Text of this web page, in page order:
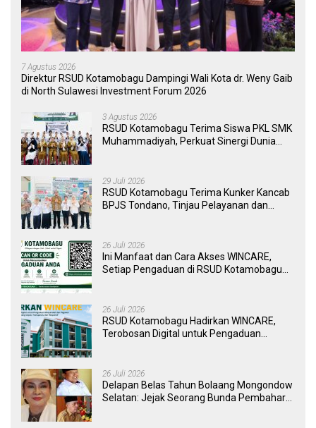
7 Agustus 2026
Direktur RSUD Kotamobagu Dampingi Wali Kota dr. Weny Gaib
di North Sulawesi Investment Forum 2026
3 Agustus 2026
RSUD Kotamobagu Terima Siswa PKL SMK
Muhammadiyah, Perkuat Sinergi Dunia
29 Juli 2026
RSUD Kotamobagu Terima Kunker Kancab
BPJS Tondano, Tinjau Pelayanan dan
26 Juli 2026
Ini Manfaat dan Cara Akses WINCARE,
Setiap Pengaduan di RSUD Kotamobagu
26 Juli 2026
RSUD Kotamobagu Hadirkan WINCARE,
Terobosan Digital untuk Pengaduan
26 Juli 2026
Delapan Belas Tahun Bolaang Mongondow
Selatan: Jejak Seorang Bunda Pembaharu